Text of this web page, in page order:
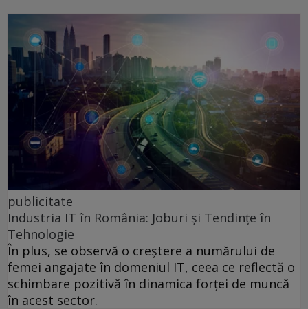
publicitate
Industria IT în România: Joburi și Tendințe în
Tehnologie
În plus, se observă o creștere a numărului de
femei angajate în domeniul IT, ceea ce reflectă o
schimbare pozitivă în dinamica forței de muncă
în acest sector.